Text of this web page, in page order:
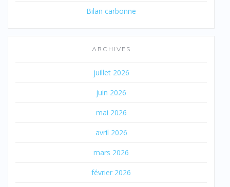
Bilan carbonne
ARCHIVES
juillet 2026
juin 2026
mai 2026
avril 2026
mars 2026
février 2026